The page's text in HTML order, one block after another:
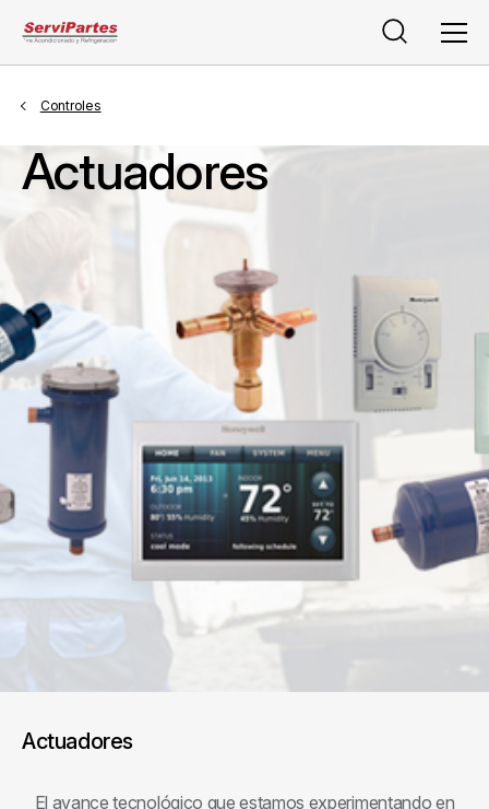
Buscar
Controles
Actuadores
Actuadores
El avance tecnológico que estamos experimentando en